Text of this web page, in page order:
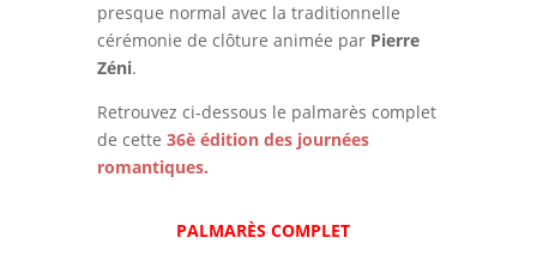
presque normal avec la traditionnelle
cérémonie de clôture animée par Pierre
Zéni.
Retrouvez ci-dessous le palmarès complet
de cette 36è édition des journées
romantiques.
PALMARÈS COMPLET